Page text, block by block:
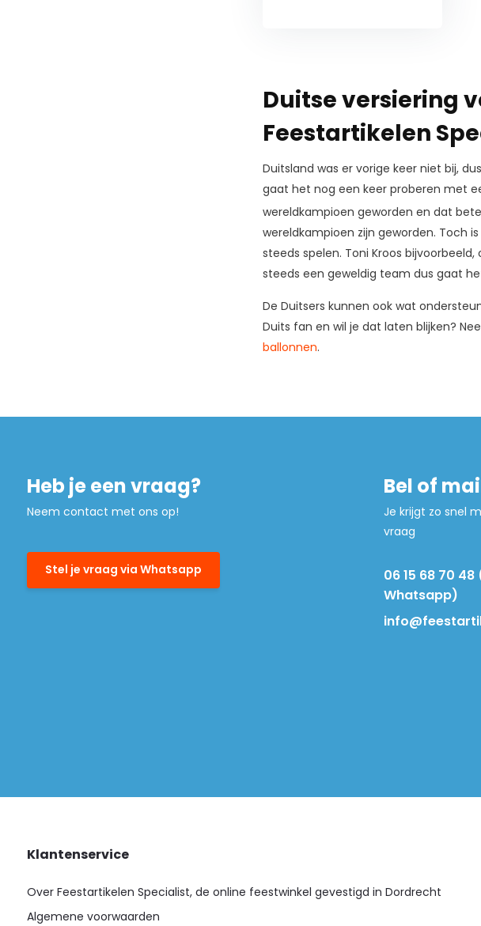
Duitse versiering
Feestartikelen
Duitsland was er vorige keer niet bij,
gaat het nog een keer proberen met
wereldkampioen geworden en dat
wereldkampioen zijn geworden. Toch
steeds spelen. Toni Kroos
steeds een geweldig team dus gaat
De Duitsers kunnen ook wat
Duits fan en wil je dat laten blijken?
ballonnen.
Heb je een vraag?
Neem contact met ons op!
Stel je vraag via Whatsapp
Bel of
Je krijgt zo snel
vraag
06 15 68 70
Whatsapp)
Klantenservice
Over Feestartikelen Specialist, de online feestwinkel gevestigd in Dordrecht
Algemene voorwaarden